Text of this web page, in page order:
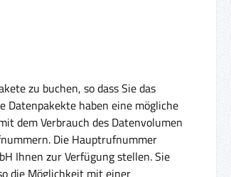
zu buchen, so dass Sie das
Datenpakekte haben eine mögliche
dem Verbrauch des Datenvolumen
Die Hauptrufnummer
Ihnen zur Verfügung stellen. Sie
die Möglichkeit mit einer